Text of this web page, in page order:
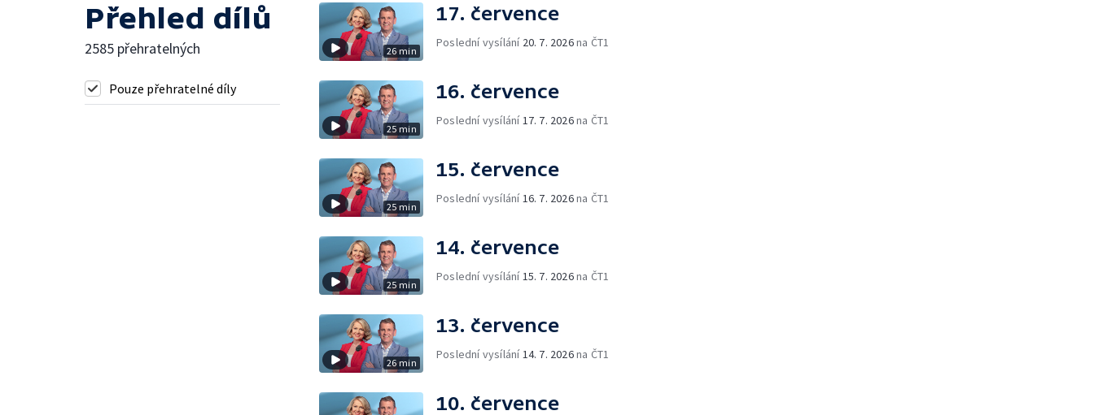
Přehled dílů
2585 přehratelných
Pouze přehratelné díly
26 min
17. července
Poslední vysílání 20. 7. 2026na ČT1
25 min
16. července
Poslední vysílání 17. 7. 2026na ČT1
25 min
15. července
Poslední vysílání 16. 7. 2026na ČT1
25 min
14. července
Poslední vysílání 15. 7. 2026na ČT1
26 min
13. července
Poslední vysílání 14. 7. 2026na ČT1
10. července